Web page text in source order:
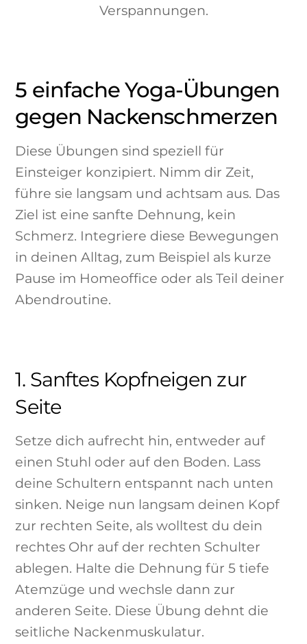
5 einfache Yoga-Übungen
gegen Nackenschmerzen
Diese Übungen sind speziell für
Einsteiger konzipiert. Nimm dir Zeit,
führe sie langsam und achtsam aus. Das
Ziel ist eine sanfte Dehnung, kein
Schmerz. Integriere diese Bewegungen
in deinen Alltag, zum Beispiel als kurze
Pause im Homeoffice oder als Teil deiner
Abendroutine.
1. Sanftes Kopfneigen zur
Seite
Setze dich aufrecht hin, entweder auf
einen Stuhl oder auf den Boden. Lass
deine Schultern entspannt nach unten
sinken. Neige nun langsam deinen Kopf
zur rechten Seite, als wolltest du dein
rechtes Ohr auf der rechten Schulter
ablegen. Halte die Dehnung für 5 tiefe
Atemzüge und wechsle dann zur
anderen Seite. Diese Übung dehnt die
seitliche Nackenmuskulatur.